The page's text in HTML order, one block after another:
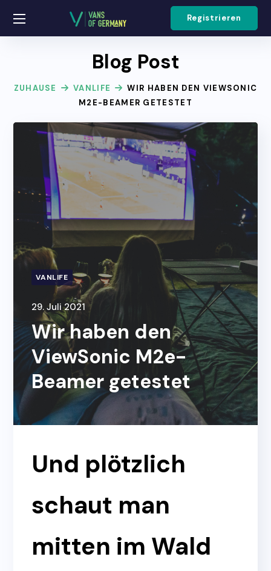
Registrieren
Blog Post
ZUHAUSE VANLIFE
WIR HABEN DEN VIEWSONIC
M2E-BEAMER GETESTET
VANLIFE
29. Juli 2021
Wir haben den
ViewSonic M2e-
Beamer getestet
Und plötzlich
schaut man
mitten im Wald